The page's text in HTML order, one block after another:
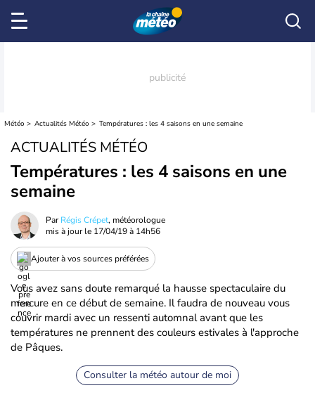
Météo Actualités Météo Températures : les 4 saisons en une semaine
ACTUALITÉS MÉTÉO
Températures : les 4 saisons en une
semaine
ParRégis Crépet, météorologue
mis à jour le 17/04/19 à 14h56
Ajouter à vos sources préférées
Vous avez sans doute remarqué la hausse spectaculaire du
mercure en ce début de semaine. Il faudra de nouveau vous
couvrir mardi avec un ressenti automnal avant que les
températures ne prennent des couleurs estivales à l'approche
de Pâques.
Consulter la météo autour de moi